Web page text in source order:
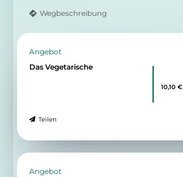
Wegbeschreibung
Angebot
Das Vegetarische
Teilen
10,10 €
Angebot